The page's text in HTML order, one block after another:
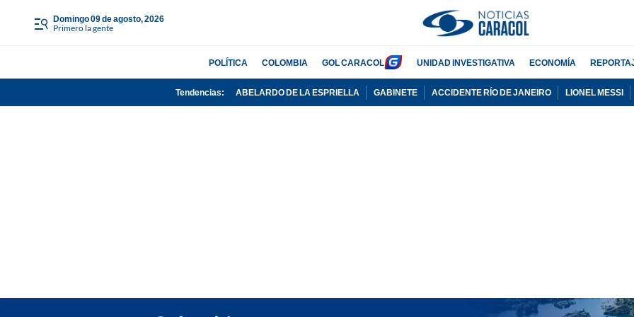
domingo 09 de agosto, 2026
Primero la gente
POLÍTICA COLOMBIA GOL CARACOL UNIDAD INVESTIGATIVA ECONOMÍA
Tendencias: ABELARDO DE LA ESPRIELLA GABINETE ACCIDENTE RÍO DE JANEIRO LIONEL MESSI